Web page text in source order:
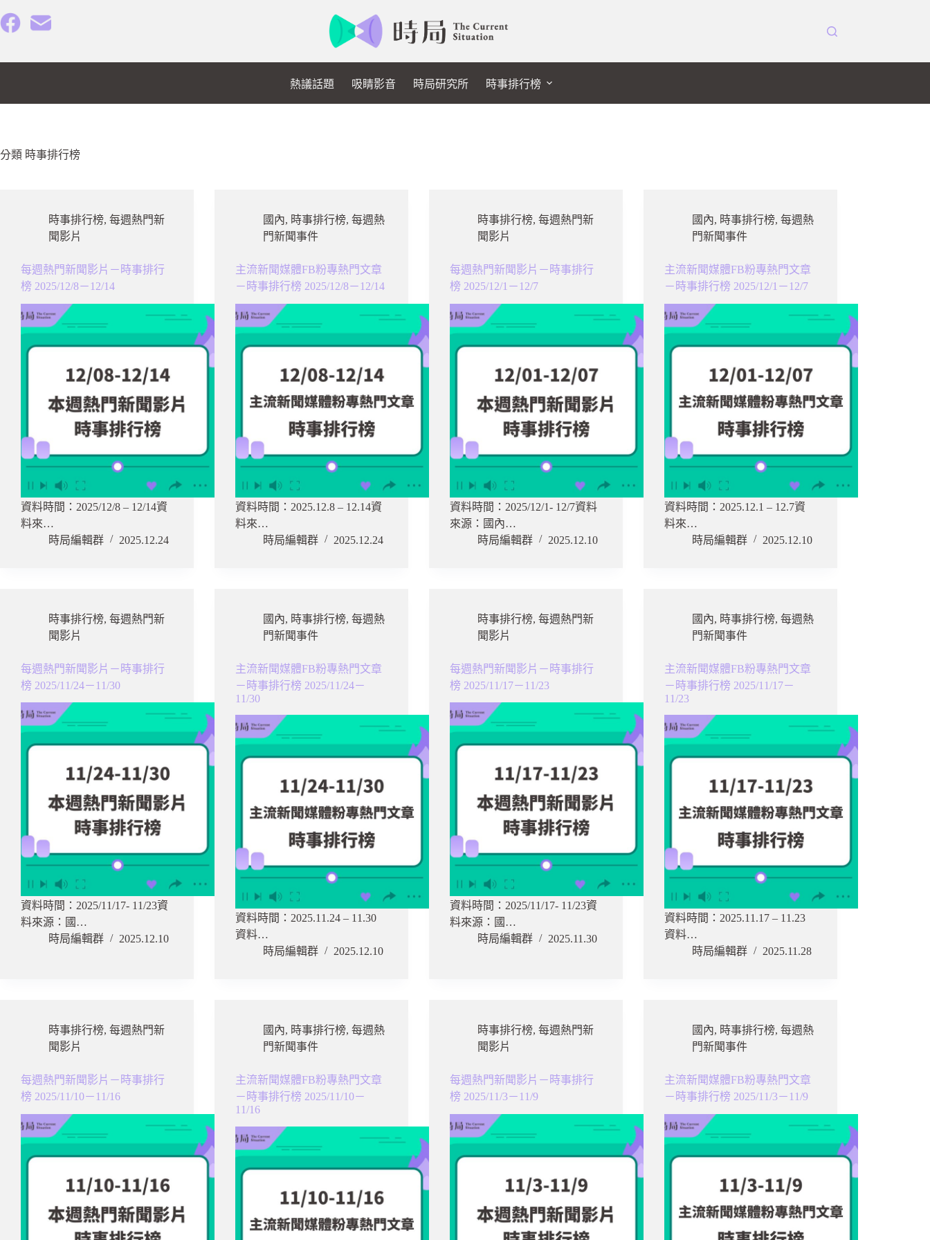
至
熱議話題 吸睛影音 時局研究所 時事排行榜
分類 時事排行榜
時事排行榜, 每週熱門新
聞影片
每週熱門新聞影片－時事排行
榜 2025/12/8－12/14
資料時間：2025/12/8 – 12/14資
料來…
時局編輯群
2025.12.24
國內, 時事排行榜, 每週熱
門新聞事件
主流新聞媒體FB粉專熱門文章
－時事排行榜 2025/12/8－12/14
資料時間：2025.12.8 – 12.14資
料來…
時局編輯群
2025.12.24
時事排行榜, 每週熱門新
聞影片
每週熱門新聞影片－時事排行
榜 2025/12/1－12/7
資料時間：2025/12/1- 12/7資料
來源：國內…
時局編輯群
2025.12.10
國內, 時事排行榜, 每週熱
門新聞事件
主流新聞媒體FB粉專熱門文章
－時事排行榜 2025/12/1－12/7
資料時間：2025.12.1 – 12.7資
料來…
時局編輯群
2025.12.10
時事排行榜, 每週熱門新
聞影片
每週熱門新聞影片－時事排行
榜 2025/11/24－11/30
資料時間：2025/11/17- 11/23資
料來源：國…
時局編輯群
2025.12.10
國內, 時事排行榜, 每週熱
門新聞事件
主流新聞媒體FB粉專熱門文章
－時事排行榜 2025/11/24－
11/30
資料時間：2025.11.24 – 11.30
資料…
時局編輯群
2025.12.10
時事排行榜, 每週熱門新
聞影片
每週熱門新聞影片－時事排行
榜 2025/11/17－11/23
資料時間：2025/11/17- 11/23資
料來源：國…
時局編輯群
2025.11.30
國內, 時事排行榜, 每週熱
門新聞事件
主流新聞媒體FB粉專熱門文章
－時事排行榜 2025/11/17－
11/23
資料時間：2025.11.17 – 11.23
資料…
時局編輯群
2025.11.28
時事排行榜, 每週熱門新
聞影片
每週熱門新聞影片－時事排行
榜 2025/11/10－11/16
國內, 時事排行榜, 每週熱
門新聞事件
主流新聞媒體FB粉專熱門文章
－時事排行榜 2025/11/10－
11/16
時事排行榜, 每週熱門新
聞影片
每週熱門新聞影片－時事排行
榜 2025/11/3－11/9
國內, 時事排行榜, 每週熱
門新聞事件
主流新聞媒體FB粉專熱門文章
－時事排行榜 2025/11/3－11/9